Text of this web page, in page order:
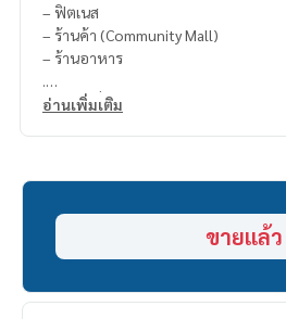
– ฟิตเนส
– ร้านค้า (Community Mall)
– ร้านอาหาร
.
🔸สถานที่ใกล้เคียง
- Platform
- โรบินสัน บางรัก
- ม.สยาม
อ่านเพิ่มเติม
ขายแล้ว